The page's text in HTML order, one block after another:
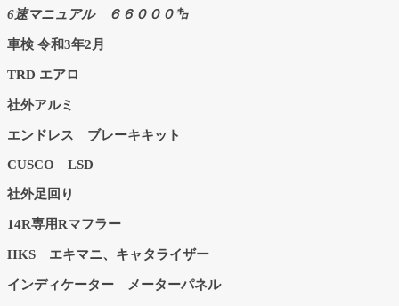
6速マニュアル ６６０００㌔
車検 令和3年2月
TRD エアロ
社外アルミ
エンドレス ブレーキキット
CUSCO LSD
社外足回り
14R専用Rマフラー
HKS エキマニ、キャタライザー
インディケーター メーターパネル